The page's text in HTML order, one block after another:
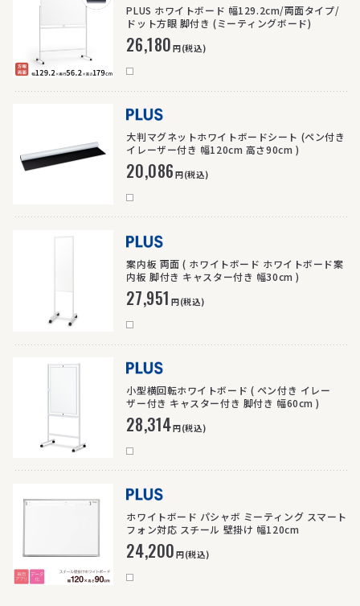
PLUS ホワイトボード 幅129.2cm/両面タイプ/
ドット方眼 脚付き (ミーティングボード)
26,180円(税込)
>
大判マグネットホワイトボードシート (ペン付き
イレーザー付き 幅120cm 高さ90cm )
20,086円(税込)
>
案内板 両面 ( ホワイトボード ホワイトボード案
内板 脚付き キャスター付き 幅30cm )
27,951円(税込)
>
小型横回転ホワイトボード ( ペン付き イレー
ザー付き キャスター付き 脚付き 幅60cm )
28,314円(税込)
>
ホワイトボード パシャボ ミーティング スマート
フォン対応 スチール 壁掛け 幅120cm
24,200円(税込)